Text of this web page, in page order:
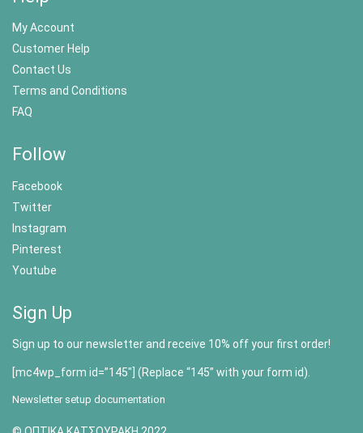
My Account
Customer Help
Contact Us
Terms and Conditions
FAQ
Follow
Facebook
Twitter
Instagram
Pinterest
Youtube
Sign Up
Sign up to our newsletter and receive 10% off your first order!
[mc4wp_form id=”145″] (Replace “145” with your form id).
Newsletter setup documentation